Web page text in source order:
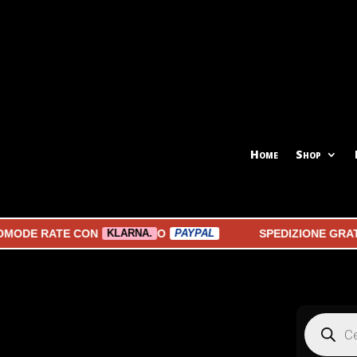
Home Shop
RATE CON KLARNA. O PAYPAL SPEDIZIONE
Products
search